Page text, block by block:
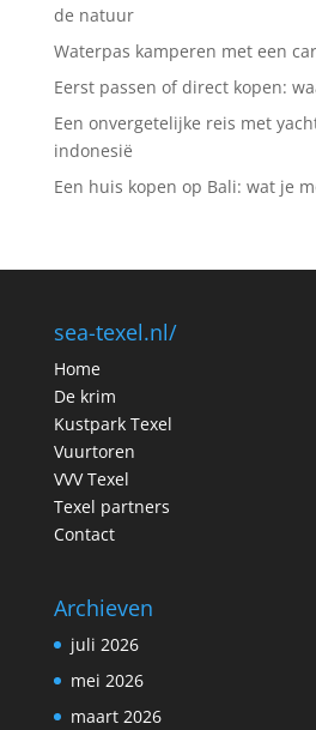
de natuur
Waterpas kamperen met een
Eerst passen of direct kopen:
Een onvergetelijke reis met
indonesië
Een huis kopen op Bali: wat je
sea-texel.nl/
Home
De krim
Kustpark Texel
Vuurtoren
VVV Texel
Texel partners
Contact
Archieven
juli 2026
mei 2026
maart 2026